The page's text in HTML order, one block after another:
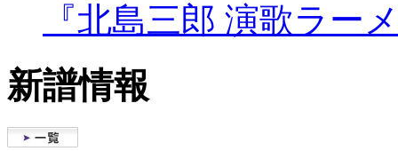
『北島三郎 演歌ラー
新譜情報